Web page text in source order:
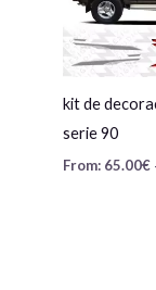
kit de
serie 90
From: 65.00€